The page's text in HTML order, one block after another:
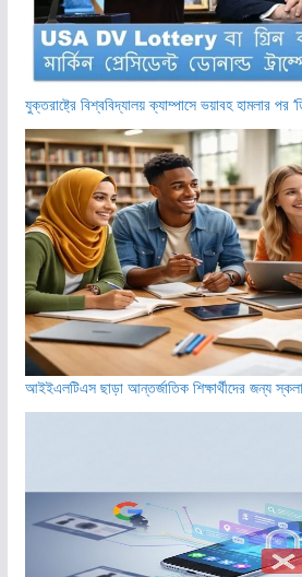
যুক্তরাষ্ট্রে বিশ্ববিদ্যালয় ক্যাম্পাসে ভয়াবহ হামলার পর
আইইএলটিএস ছাড়া আন্তর্জাতিক শিক্ষার্থীদের জন্য